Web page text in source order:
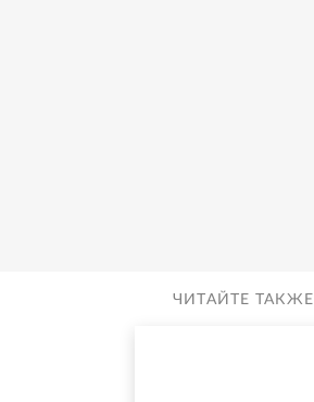
ЧИТАЙТЕ ТАКЖЕ